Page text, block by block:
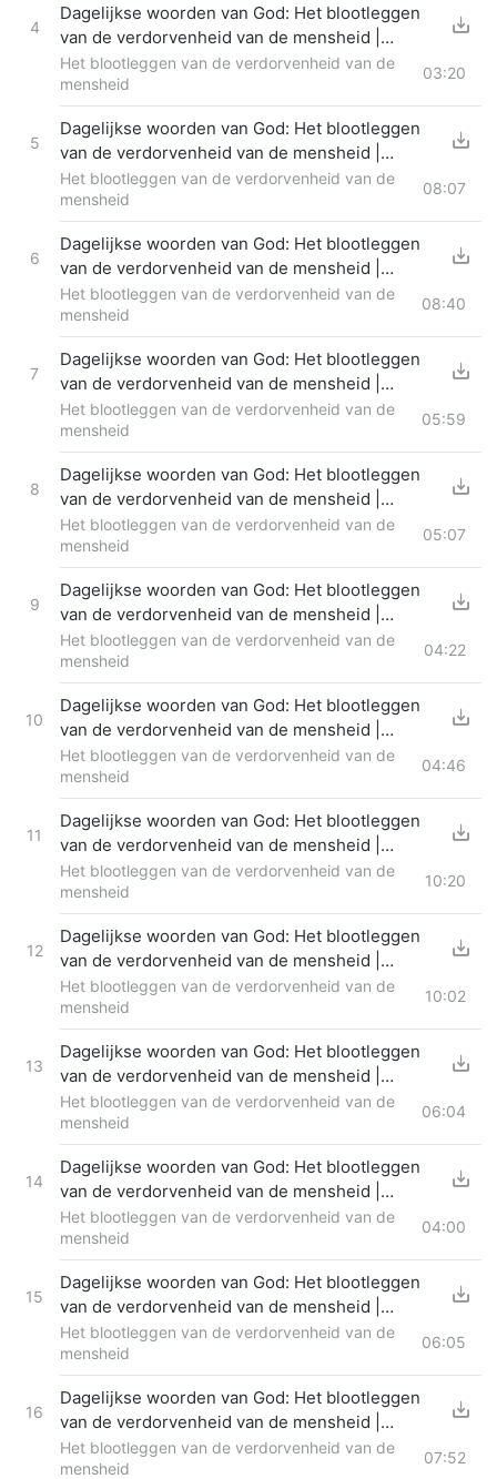
4
Dagelijkse woorden van God: Het blootleggen
van de verdorvenheid van de mensheid |
Fragment 303
Het blootleggen van de verdorvenheid van de
mensheid
03:20
5
Dagelijkse woorden van God: Het blootleggen
van de verdorvenheid van de mensheid |
Fragment 304
Het blootleggen van de verdorvenheid van de
mensheid
08:07
6
Dagelijkse woorden van God: Het blootleggen
van de verdorvenheid van de mensheid |
Fragment 305
Het blootleggen van de verdorvenheid van de
mensheid
08:40
7
Dagelijkse woorden van God: Het blootleggen
van de verdorvenheid van de mensheid |
Fragment 306
Het blootleggen van de verdorvenheid van de
mensheid
05:59
8
Dagelijkse woorden van God: Het blootleggen
van de verdorvenheid van de mensheid |
Fragment 307
Het blootleggen van de verdorvenheid van de
mensheid
05:07
9
Dagelijkse woorden van God: Het blootleggen
van de verdorvenheid van de mensheid |
Fragment 308
Het blootleggen van de verdorvenheid van de
mensheid
04:22
10
Dagelijkse woorden van God: Het blootleggen
van de verdorvenheid van de mensheid |
Fragment 309
Het blootleggen van de verdorvenheid van de
mensheid
04:46
11
Dagelijkse woorden van God: Het blootleggen
van de verdorvenheid van de mensheid |
Fragment 310
Het blootleggen van de verdorvenheid van de
mensheid
10:20
12
Dagelijkse woorden van God: Het blootleggen
van de verdorvenheid van de mensheid |
Fragment 311
Het blootleggen van de verdorvenheid van de
mensheid
10:02
13
Dagelijkse woorden van God: Het blootleggen
van de verdorvenheid van de mensheid |
Fragment 312
Het blootleggen van de verdorvenheid van de
mensheid
06:04
14
Dagelijkse woorden van God: Het blootleggen
van de verdorvenheid van de mensheid |
Fragment 313
Het blootleggen van de verdorvenheid van de
mensheid
04:00
15
Dagelijkse woorden van God: Het blootleggen
van de verdorvenheid van de mensheid |
Fragment 314
Het blootleggen van de verdorvenheid van de
mensheid
06:05
16
Dagelijkse woorden van God: Het blootleggen
van de verdorvenheid van de mensheid |
Fragment 315
Het blootleggen van de verdorvenheid van de
mensheid
07:52